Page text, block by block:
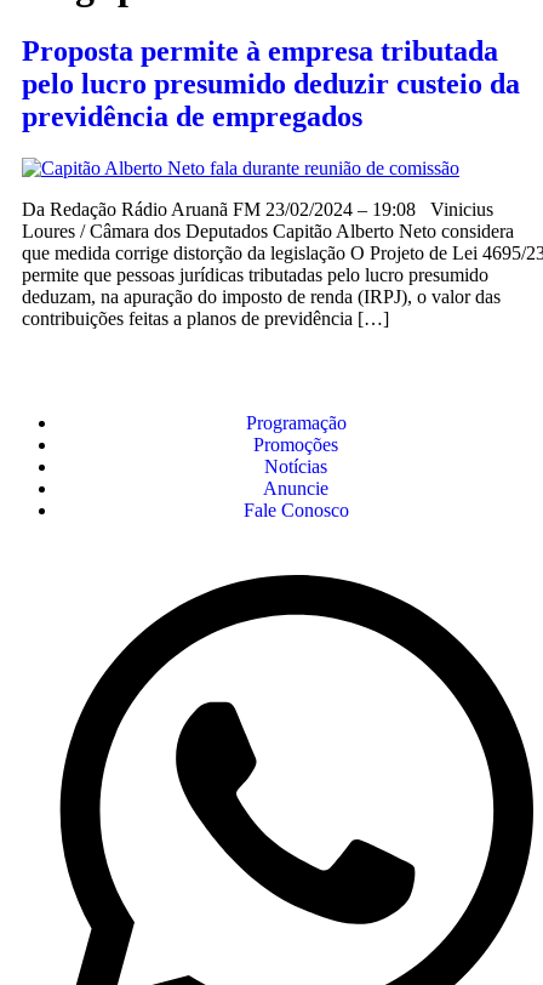
Proposta permite à empresa tributada
pelo lucro presumido deduzir custeio da
previdência de empregados
Da Redação Rádio Aruanã FM 23/02/2024 – 19:08 Vinicius
Loures / Câmara dos Deputados Capitão Alberto Neto considera
que medida corrige distorção da legislação O Projeto de Lei 4695/
permite que pessoas jurídicas tributadas pelo lucro presumido
deduzam, na apuração do imposto de renda (IRPJ), o valor das
contribuições feitas a planos de previdência […]
Programação
Promoções
Notícias
Anuncie
Fale Conosco